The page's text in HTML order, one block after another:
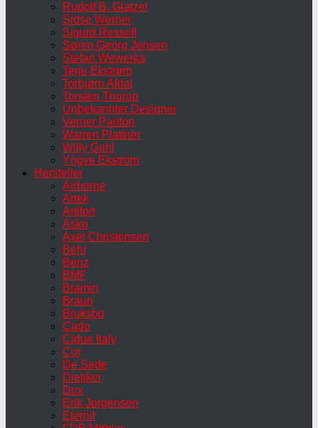
Rudolf B. Glatzel
Sidse Werner
Sigurd Ressell
Søren Georg Jensen
Stefan Wewerka
Terje Ekstrøm
Torbjørn Afdal
Torsten Thorup
Unbekannter Designer
Verner Panton
Warren Plattner
Willy Guhl
Yngve Ekström
Hersteller
Airborne
Artek
Artifort
Asko
Axel Christensen
Behr
Benz
BMF
Bramin
Braun
Bruksbo
Cado
Cidue Italy
Cor
De Sede
Dietiker
Dux
Erik Jorgensen
Eternit